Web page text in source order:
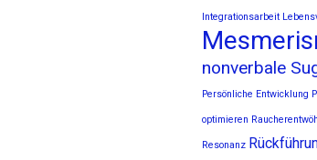
Integrationsarbeit
nonverbale
Persönliche Entwicklung
optimieren
Resonanz